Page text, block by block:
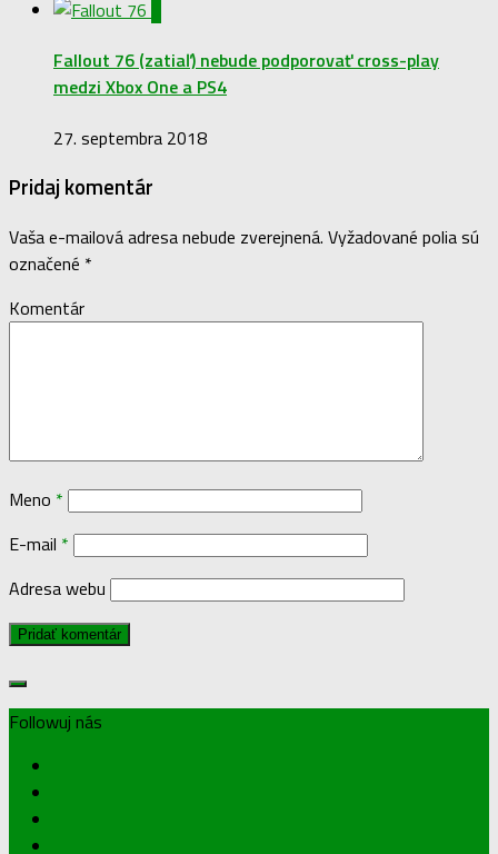
Fallout 76 (zatiaľ) nebude podporovať cross-play
medzi Xbox One a PS4
27. septembra 2018
Pridaj komentár
Vaša e-mailová adresa nebude zverejnená. Vyžadované polia sú
označené *
Komentár
Meno *
E-mail *
Adresa webu
Followuj nás